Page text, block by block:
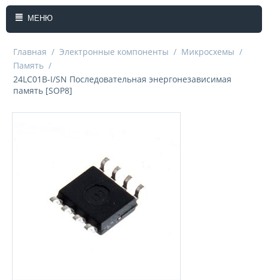
МЕНЮ
Главная / Электронные компоненты / Микросхемы /
Память /
24LC01B-I/SN Последовательная энергонезависимая
память [SOP8]